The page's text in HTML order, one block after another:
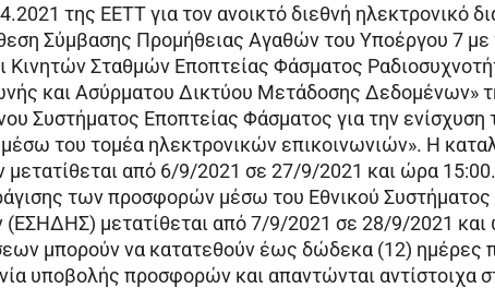
της ΕΕΤΤ για τον ανοικτό διεθνή ηλεκτρονικό
Σύμβασης Προμήθειας Αγαθών του Υποέργου 7 με
Κινητών Σταθμών Εποπτείας Φάσματος
και Ασύρματου Δικτύου Μετάδοσης Δεδομένων»
Συστήματος Εποπτείας Φάσματος για την ενίσχυση
μέσω του τομέα ηλεκτρονικών επικοινωνιών». Η
από 6/9/2021 σε 27/9/2021 και ώρα
των προσφορών μέσω του Εθνικού
μετατίθεται από 7/9/2021 σε 28/9/2021 και
μπορούν να κατατεθούν έως δώδεκα (12) ημέρες
υποβολής προσφορών και απαντώνται αντίστοιχα